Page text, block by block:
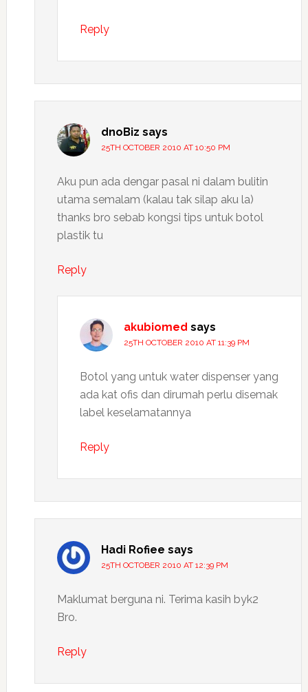
Reply
dnoBiz says
25TH OCTOBER 2010 AT 10:50 PM
Aku pun ada dengar pasal ni dalam bulitin
utama semalam (kalau tak silap aku la)
thanks bro sebab kongsi tips untuk botol
plastik tu
Reply
akubiomed says
25TH OCTOBER 2010 AT 11:39 PM
Botol yang untuk water dispenser yang
ada kat ofis dan dirumah perlu disemak
label keselamatannya
Reply
Hadi Rofiee says
25TH OCTOBER 2010 AT 12:39 PM
Maklumat berguna ni. Terima kasih byk2
Bro.
Reply